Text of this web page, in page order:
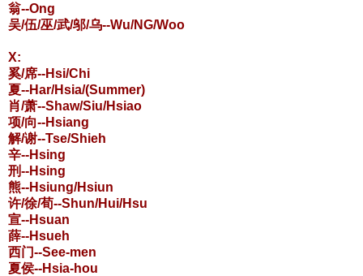
翁--Ong
吴/伍/巫/武/邬/乌--Wu/NG/Woo
X:
奚/席--Hsi/Chi
夏--Har/Hsia/(Summer)
肖/萧--Shaw/Siu/Hsiao
项/向--Hsiang
解/谢--Tse/Shieh
辛--Hsing
刑--Hsing
熊--Hsiung/Hsiun
许/徐/荀--Shun/Hui/Hsu
宣--Hsuan
薛--Hsueh
西门--See-men
夏侯--Hsia-hou